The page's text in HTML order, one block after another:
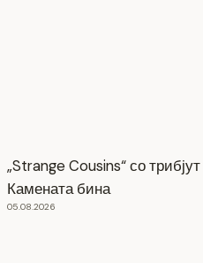
„Strange Cousins“ со
Камената бина
05.08.2026